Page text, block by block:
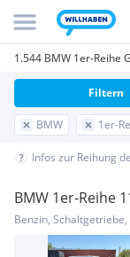
1.544 BMW 1er-Reihe
BMW 1er-
Filtern
Infos zur Reihung
BMW 1er-Reihe
Benzin,